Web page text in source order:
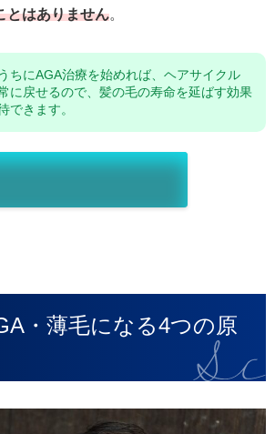
とはありません。
ちにAGA治療を始めれば、ヘアサイクル
に戻せるので、髪の毛の寿命を延ばす効果
できます。
・薄毛になる4つの原